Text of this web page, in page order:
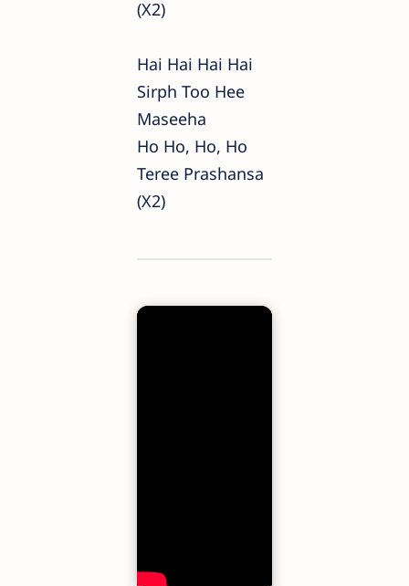
(x2)
Hai Hai Hai Hai
Sirph Too Hee
Maseeha
Ho Ho, Ho, Ho
Teree Prashansa
(x2)